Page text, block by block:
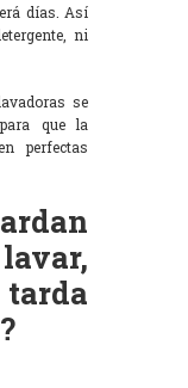
días. Así
ni
se
que la
perfectas